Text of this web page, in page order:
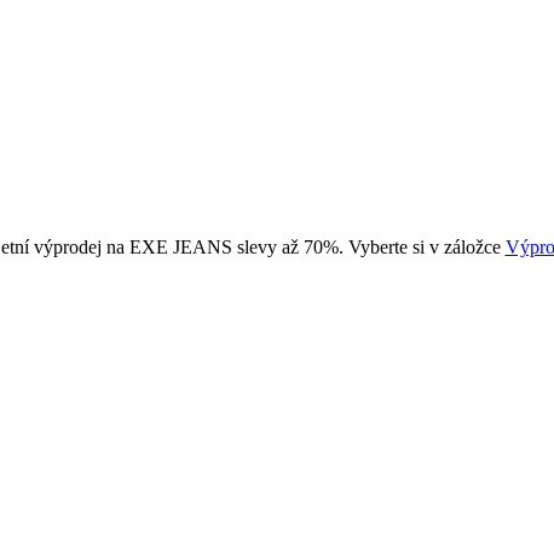
výprodej na EXE JEANS slevy až 70%. Vyberte si v záložce